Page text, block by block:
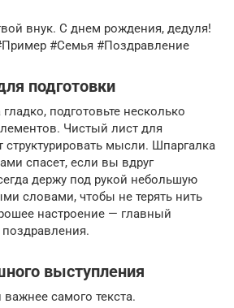
внук. С днем рождения, дедуля!
#Семья #Поздравление
подготовки
подготовьте несколько
Чистый лист для
мысли. Шпаргалка
спасет, если вы вдруг
держу под рукой небольшую
словами, чтобы не терять нить
настроение — главный
выступления
самого текста.